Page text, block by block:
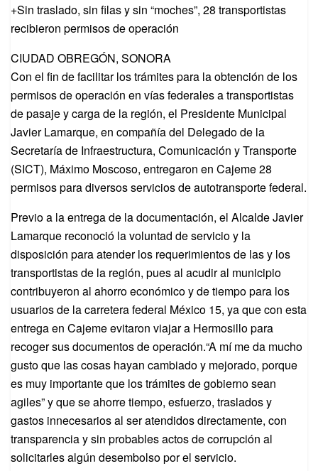
+Sin traslado, sin filas y sin “moches”, 28 transportistas
recibieron permisos de operación
CIUDAD OBREGÓN, SONORA
Con el fin de facilitar los trámites para la obtención de los
permisos de operación en vías federales a transportistas
de pasaje y carga de la región, el Presidente Municipal
Javier Lamarque, en compañía del Delegado de la
Secretaría de Infraestructura, Comunicación y Transporte
(SICT), Máximo Moscoso, entregaron en Cajeme 28
permisos para diversos servicios de autotransporte federal.
Previo a la entrega de la documentación, el Alcalde Javier
Lamarque reconoció la voluntad de servicio y la
disposición para atender los requerimientos de las y los
transportistas de la región, pues al acudir al municipio
contribuyeron al ahorro económico y de tiempo para los
usuarios de la carretera federal México 15, ya que con esta
entrega en Cajeme evitaron viajar a Hermosillo para
recoger sus documentos de operación.“A mí me da mucho
gusto que las cosas hayan cambiado y mejorado, porque
es muy importante que los trámites de gobierno sean
agiles” y que se ahorre tiempo, esfuerzo, traslados y
gastos innecesarios al ser atendidos directamente, con
transparencia y sin probables actos de corrupción al
solicitarles algún desembolso por el servicio.